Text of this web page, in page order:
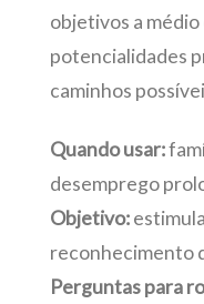
objetivos a
potencialidades
caminhos
Quando usar:
desemprego
Objetivo:
reconhecimento
Perguntas para